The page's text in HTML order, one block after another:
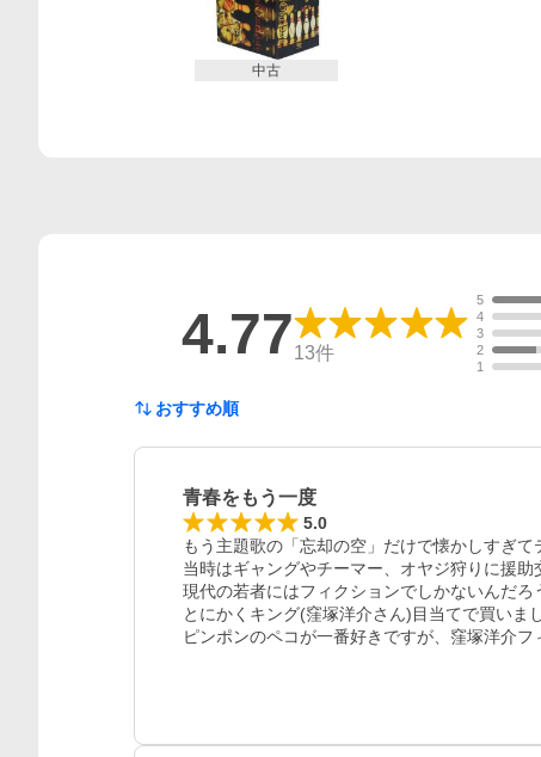
中古
4.7713件
5
4
3
2
1
おすすめ順
青春をもう一度
5.0
もう主題歌の「忘却の空」だけで懐かしすぎて
当時はギャングやチーマー、オヤジ狩りに援
現代の若者にはフィクションでしかないんだろ
とにかくキング(窪塚洋介さん)目当てで買いまし
ピンポンのペコが一番好きですが、窪塚洋介フ